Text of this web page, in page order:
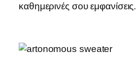
καθημερινές σου εμφανίσεις.